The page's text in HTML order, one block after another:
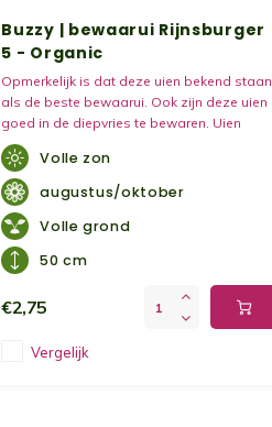
Buzzy | bewaarui Rijnsburger
5 - Organic
Opmerkelijk is dat deze uien bekend staan
als de beste bewaarui. Ook zijn deze uien
goed in de diepvries te bewaren. Uien
behoren officieel tot de groenten en
hebben een ietwat scherpe smaak. Door
deze pittige smaak, maak je gerechten net
iets lekkerder.
Volle zon
augustus/oktober
Volle grond
50 cm
€2,75
Vergelijk